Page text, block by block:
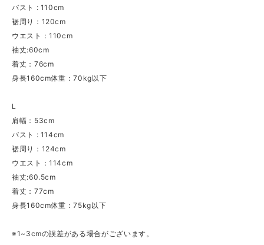
バスト : 110cm
裾周り：120cm
ウエスト：110cm
袖丈:60cm
着丈：76cm
身長160cm体重：70kg以下
L
肩幅：53cm
バスト : 114cm
裾周り：124cm
ウエスト：114cm
袖丈:60.5cm
着丈：77cm
身長160cm体重：75kg以下
※1~3cmの誤差がある場合がございます。